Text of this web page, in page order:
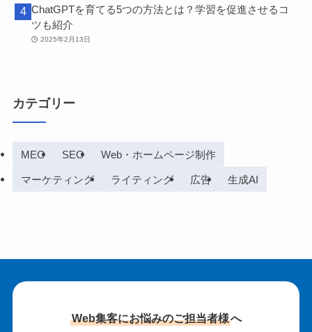
ChatGPTを育てる5つの方法とは？学習を促進させるコ
ツも紹介
2025年2月13日
カテゴリー
MEO SEO Web・ホームページ制作
マーケティング ライティング 広告 生成AI
Web集客にお悩みのご担当者様へ